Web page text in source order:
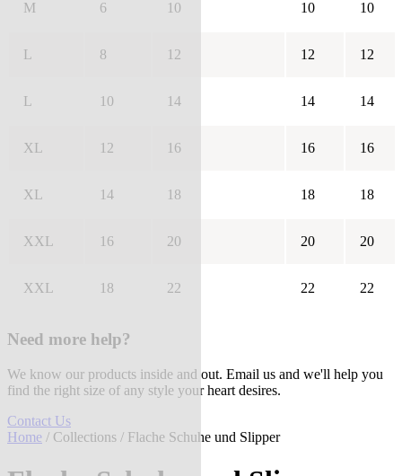
M 6 10 10 10
L 8 12 12 12
L 10 14 14 14
XL 12 16 16 16
XL 14 18 18 18
XXL 16 20 20 20
XXL 18 22 22 22
Need more help?
We know our products inside and out. Email us and we'll help you
find the right size of any style your heart desires.
Contact Us
Home / Collections / Flache Schuhe und Slipper